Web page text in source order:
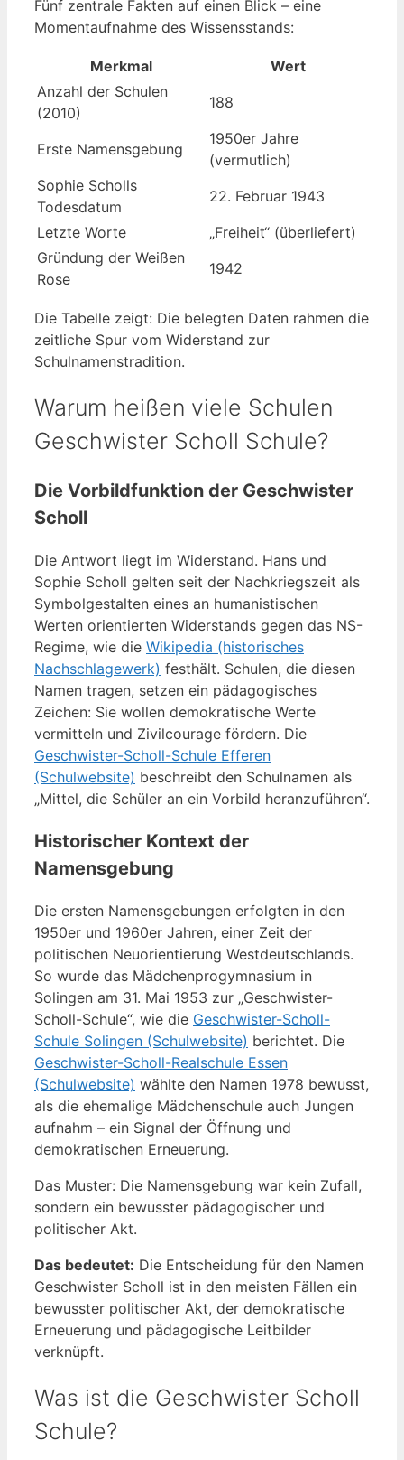
Fünf zentrale Fakten auf einen Blick – eine
Momentaufnahme des Wissensstands:
Merkmal
Wert
Anzahl der Schulen
(2010)
188
Erste Namensgebung
1950er Jahre
(vermutlich)
Sophie Scholls
Todesdatum
22. Februar 1943
Letzte Worte
„Freiheit“ (überliefert)
Gründung der Weißen
Rose
1942
Die Tabelle zeigt: Die belegten Daten rahmen die
zeitliche Spur vom Widerstand zur
Schulnamenstradition.
Warum heißen viele Schulen
Geschwister Scholl Schule?
Die Vorbildfunktion der Geschwister
Scholl
Die Antwort liegt im Widerstand. Hans und
Sophie Scholl gelten seit der Nachkriegszeit als
Symbolgestalten eines an humanistischen
Werten orientierten Widerstands gegen das NS-
Regime, wie die Wikipedia (historisches
Nachschlagewerk) festhält. Schulen, die diesen
Namen tragen, setzen ein pädagogisches
Zeichen: Sie wollen demokratische Werte
vermitteln und Zivilcourage fördern. Die
Geschwister-Scholl-Schule Efferen
(Schulwebsite) beschreibt den Schulnamen als
„Mittel, die Schüler an ein Vorbild heranzuführen“.
Historischer Kontext der
Namensgebung
Die ersten Namensgebungen erfolgten in den
1950er und 1960er Jahren, einer Zeit der
politischen Neuorientierung Westdeutschlands.
So wurde das Mädchenprogymnasium in
Solingen am 31. Mai 1953 zur „Geschwister-
Scholl-Schule“, wie die Geschwister-Scholl-
Schule Solingen (Schulwebsite) berichtet. Die
Geschwister-Scholl-Realschule Essen
(Schulwebsite) wählte den Namen 1978 bewusst,
als die ehemalige Mädchenschule auch Jungen
aufnahm – ein Signal der Öffnung und
demokratischen Erneuerung.
Das Muster: Die Namensgebung war kein Zufall,
sondern ein bewusster pädagogischer und
politischer Akt.
Das bedeutet: Die Entscheidung für den Namen
Geschwister Scholl ist in den meisten Fällen ein
bewusster politischer Akt, der demokratische
Erneuerung und pädagogische Leitbilder
verknüpft.
Was ist die Geschwister Scholl
Schule?